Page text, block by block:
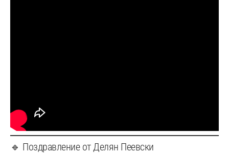
🔹 Поздравление от Делян Пеевски